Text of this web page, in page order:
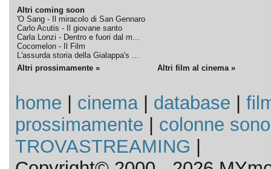
Altri coming soon
'O Sang - Il miracolo di San Gennaro
Carlo Acutis - Il giovane santo
Carla Lonzi - Dentro e fuori dal m...
Cocomelon - Il Film
L'assurda storia della Gialappa's ...
Altri prossimamente » Altri film al cinema »
home cinema| database
prossimamente
colonne
TROVASTREAMING